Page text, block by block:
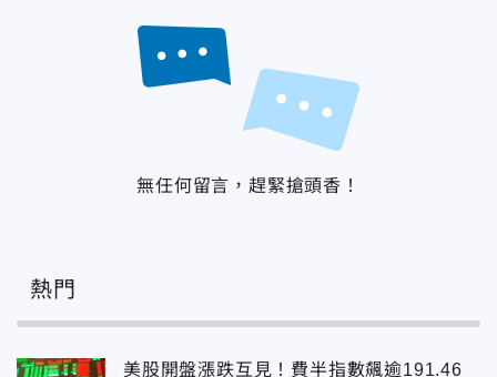
無任何留言，趕緊搶頭香！
熱門
美股開盤漲跌互見！費半指數飆逾191.46